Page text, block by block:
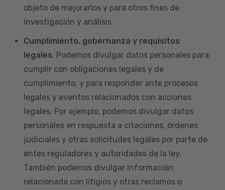
objeto de mejorarlos y para otros fines de
investigación y análisis.
Cumplimiento, gobernanza y requisitos
legales. Podemos divulgar datos personales para
cumplir con obligaciones legales y de
cumplimiento, y para responder ante procesos
legales y eventos relacionados con acciones
legales. Por ejemplo, podemos divulgar datos
personales en respuesta a citaciones, órdenes
judiciales y otras solicitudes legales por parte de
entes reguladores y autoridades de la ley.
También podemos divulgar información
relacionada con litigios y otras reclamos o